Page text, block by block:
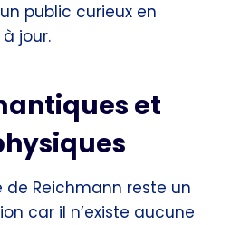
public curieux en
jour.
et
de Reichmann reste un
car il n’existe aucune